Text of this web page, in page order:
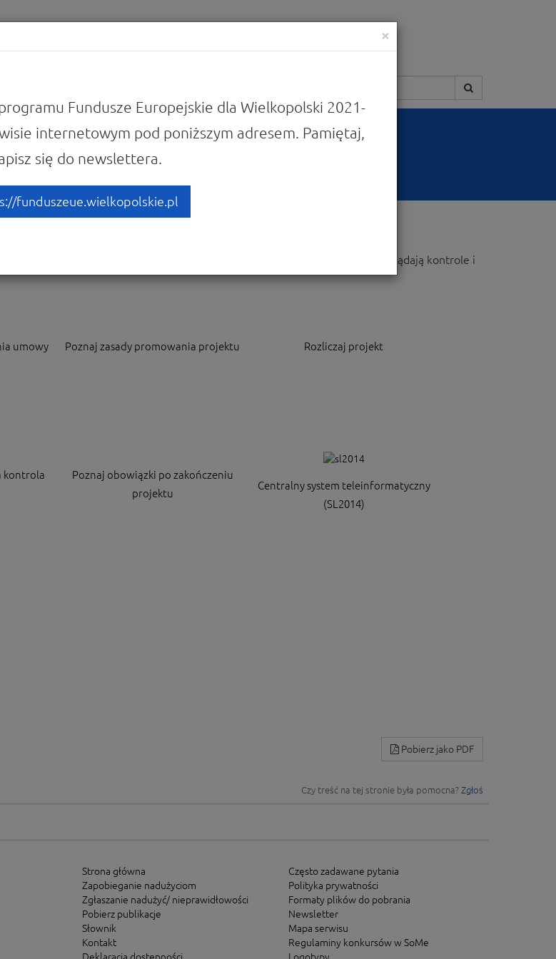
Dowiedz się jak podpisać umowę, kiedy i jakie wnioski składać, jak wyglądają kontrole i
umowy Poznaj zasady promowania projektu Rozliczaj projekt
kontrola
Poznaj obowiązki po zakończeniu
projektu
Centralny system teleinformatyczny
(SL2014)
Pobierz jako PDF
Czy treść na tej stronie była pomocna? Zgłoś
Strona główna
Zapobieganie nadużyciom
Zgłaszanie nadużyć/ nieprawidłowości
Pobierz publikacje
Słownik
Kontakt
Często zadawane pytania
Polityka prywatności
Formaty plików do pobrania
Newsletter
Mapa serwisu
Regulaminy konkursów w SoMe
×
Fundusze Europejskie dla Wielkopolski 2021-
internetowym pod poniższym adresem. Pamiętaj,
się do newslettera.
funduszeue.wielkopolskie.pl